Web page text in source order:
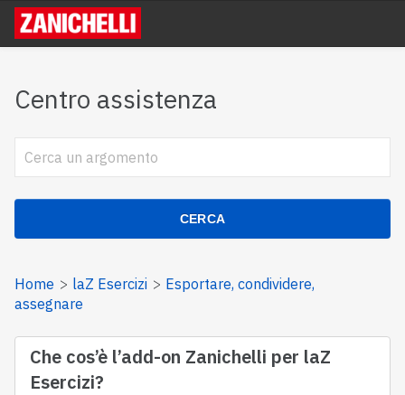
Centro assistenza
CERCA
Home laZ Esercizi
Esportare, condividere,
assegnare
Che cos’è l’add-on Zanichelli per laZ
Esercizi?